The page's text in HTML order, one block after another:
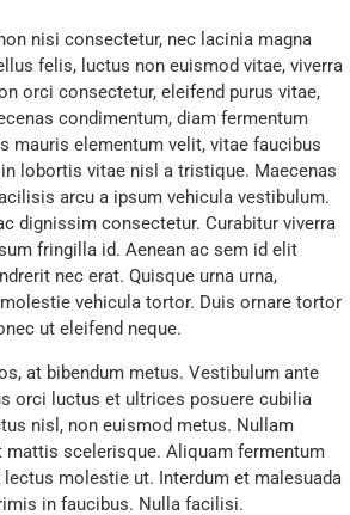
nisi consectetur, nec lacinia magna
felis, luctus non euismod vitae, viverra
orci consectetur, eleifend purus vitae,
condimentum, diam fermentum
mauris elementum velit, vitae faucibus
lobortis vitae nisl a tristique. Maecenas
arcu a ipsum vehicula vestibulum.
dignissim consectetur. Curabitur viverra
fringilla id. Aenean ac sem id elit
nec erat. Quisque urna urna,
vehicula tortor. Duis ornare tortor
ut eleifend neque.
at bibendum metus. Vestibulum ante
orci luctus et ultrices posuere cubilia
nisl, non euismod metus. Nullam
mattis scelerisque. Aliquam fermentum
lectus molestie ut. Interdum et malesuada
in faucibus. Nulla facilisi.